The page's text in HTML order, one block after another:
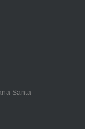
Santa